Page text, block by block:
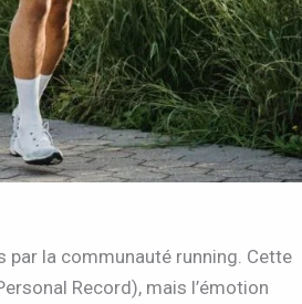
par la communauté running. Cette
Record), mais l’émotion